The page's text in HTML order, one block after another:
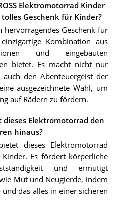
Elektromotorrad Kinder
Geschenk für Kinder?
hervorragendes Geschenk für
Kombination aus
und eingebauten
bietet. Es macht nicht nur
den Abenteuergeist der
ausgezeichnete Wahl, um
auf Rädern zu fördern.
Elektromotorrad den
hinaus?
dieses Elektromotorrad
Es fördert körperliche
und ermutigt
Mut und Neugierde, indem
das alles in einer sicheren